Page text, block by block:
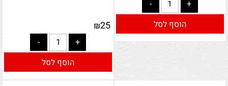
הוסף לסל ₪25
הוסף לסל